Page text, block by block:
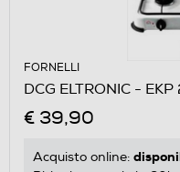
FORNELLI
DCG ELTRONIC -
€ 39,90
Acquisto online: